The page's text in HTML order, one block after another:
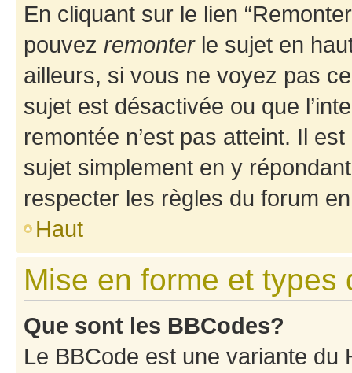
En cliquant sur le lien
pouvez remonterle sujet en
ailleurs, si vous ne voyez pas
sujet est désactivée ou que
remontée n’est pas atteint. Il
sujet simplement en y
respecter les règles du forum
Haut
Mise en forme et types
Que sont les BBCodes?
Le BBCode est une variante du